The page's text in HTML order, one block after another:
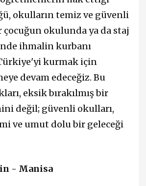
okulların temiz ve güvenli
okulunda ya da staj
ihmalin kurbanı
kurmak için
devam edeceğiz. Bu
eksik bırakılmış bir
değil; güvenli okulları,
ve umut dolu bir geleceği
- Manisa